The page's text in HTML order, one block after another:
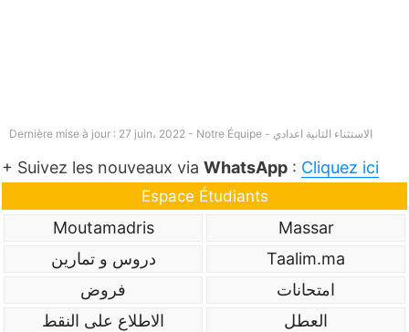
Dernière mise à jour : 27 juin، 2022 - Notre Équipe - الاستثناء الثانية اعدادي
+ Suivez les nouveaux via WhatsApp : Cliquez ici
Espace Étudiants
Massar
Moutamadris
Taalim.ma
دروس و تمارين
امتحانات
فروض
العطل
الاطلاع على النقط